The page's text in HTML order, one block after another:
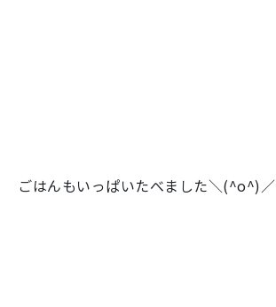
ごはんもいっぱいたべました＼(^o^)／